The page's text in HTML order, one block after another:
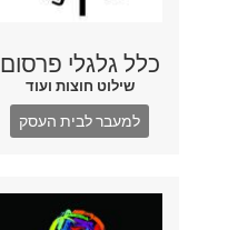
כלל גלגלי פרסום
שילוט חוצות ועוד
למעבר לבית העסק